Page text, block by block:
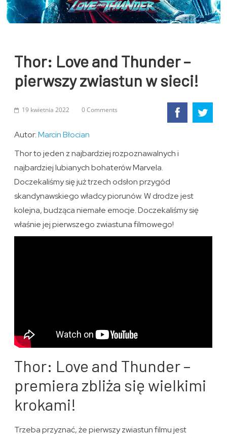
Thor: Love and Thunder –
pierwszy zwiastun w sieci!
19 kwietnia 2022 0 Comments
Autor:Marcin Błocian
Thor to jeden z najbardziej rozpoznawalnych i
najbardziej lubianych bohaterów Marvela.
Doczekaliśmy się już trzech odsłon przygód
skandynawskiego władcy piorunów. W drodze jest
kolejna, budząca niemałe emocje. Doczekaliśmy się
właśnie jej pierwszego zwiastuna filmowego!
Thor: Love and Thunder –
premiera zbliża się wielkimi
krokami!
Trzeba przyznać, że pierwszy zwiastun filmu jest